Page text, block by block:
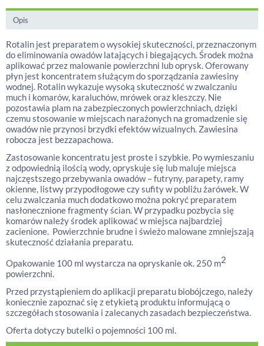
Opis
Rotalin jest preparatem o wysokiej skuteczności, przeznaczonym
do eliminowania owadów latających i biegających. Środek można
aplikować przez malowanie powierzchni lub oprysk. Oferowany
płyn jest koncentratem służącym do sporządzania zawiesiny
wodnej. Rotalin wykazuje wysoką skuteczność w zwalczaniu
much i komarów, karaluchów, mrówek oraz kleszczy. Nie
pozostawia plam na zabezpieczonych powierzchniach, dzięki
czemu stosowanie w miejscach narażonych na gromadzenie się
owadów nie przynosi brzydki efektów wizualnych. Zawiesina
robocza jest bezzapachowa.
Zastosowanie koncentratu jest proste i szybkie. Po wymieszaniu
z odpowiednią ilością wody, opryskuje się lub maluje miejsca
najczęstszego przebywania owadów – futryny, parapety, ramy
okienne, listwy przypodłogowe czy sufity w pobliżu żarówek. W
celu zwalczania much dodatkowo można pokryć preparatem
nasłonecznione fragmenty ścian. W przypadku pozbycia się
komarów należy środek aplikować w miejsca najbardziej
zacienione. Powierzchnie brudne i świeżo malowane zmniejszają
skuteczność działania preparatu.
Opakowanie 100 ml wystarcza na opryskanie ok. 250 m2
powierzchni.
Przed przystąpieniem do aplikacji preparatu biobójczego, należy
koniecznie zapoznać się z etykietą produktu informującą o
szczegółach stosowania i zalecanych zasadach bezpieczeństwa.
Oferta dotyczy butelki o pojemności 100 ml.